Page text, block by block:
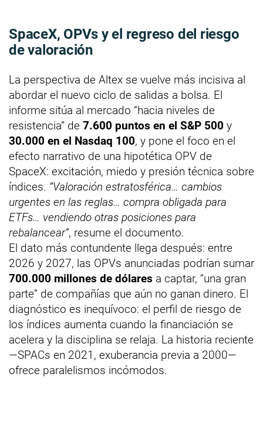
SpaceX, OPVs y el regreso del riesgo
de valoración
La perspectiva de Altex se vuelve más incisiva al
abordar el nuevo ciclo de salidas a bolsa. El
informe sitúa al mercado “hacia niveles de
resistencia” de 7.600 puntos en el S&P 500 y
30.000 en el Nasdaq 100, y pone el foco en el
efecto narrativo de una hipotética OPV de
SpaceX: excitación, miedo y presión técnica sobre
índices. “Valoración estratosférica… cambios
urgentes en las reglas… compra obligada para
ETFs… vendiendo otras posiciones para
rebalancear”, resume el documento.
El dato más contundente llega después: entre
2026 y 2027, las OPVs anunciadas podrían sumar
700.000 millones de dólares a captar, “una gran
parte” de compañías que aún no ganan dinero. El
diagnóstico es inequívoco: el perfil de riesgo de
los índices aumenta cuando la financiación se
acelera y la disciplina se relaja. La historia reciente
—SPACs en 2021, exuberancia previa a 2000—
ofrece paralelismos incómodos.